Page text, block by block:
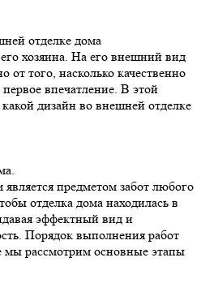
отделке дома
хозяина. На его внешний вид
того, насколько качественно
впечатление. В этой
дизайн во внешней отделке
предметом забот любого
отделка дома находилась в
эффектный вид и
Порядок выполнения работ
мы рассмотрим основные этапы